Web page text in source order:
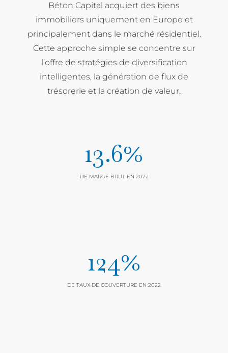
Béton Capital acquiert des biens
immobiliers uniquement en Europe et
principalement dans le marché résidentiel.
Cette approche simple se concentre sur
l’offre de stratégies de diversification
intelligentes, la génération de flux de
trésorerie et la création de valeur.
13.6%
DE MARGE BRUT EN 2022
124%
DE TAUX DE COUVERTURE EN 2022